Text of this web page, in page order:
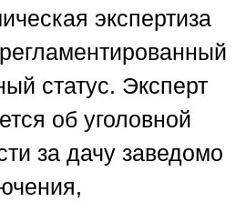
экспертиза
статус. Эксперт
об уголовной
за дачу заведомо